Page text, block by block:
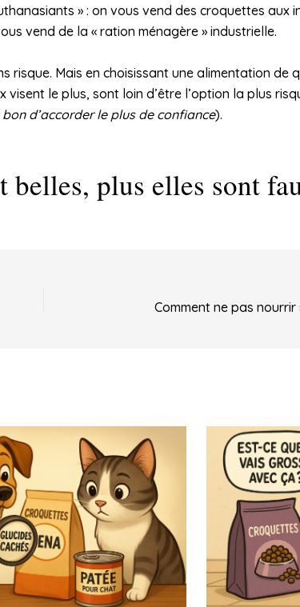
» : on vous vend des croquettes aux
vend de la « ration ménagère » industrielle.
risque. Mais en choisissant une alimentation
le plus, sont loin d’être l’option la plus
d’accorder le plus de confiance).
belles, plus elles sont